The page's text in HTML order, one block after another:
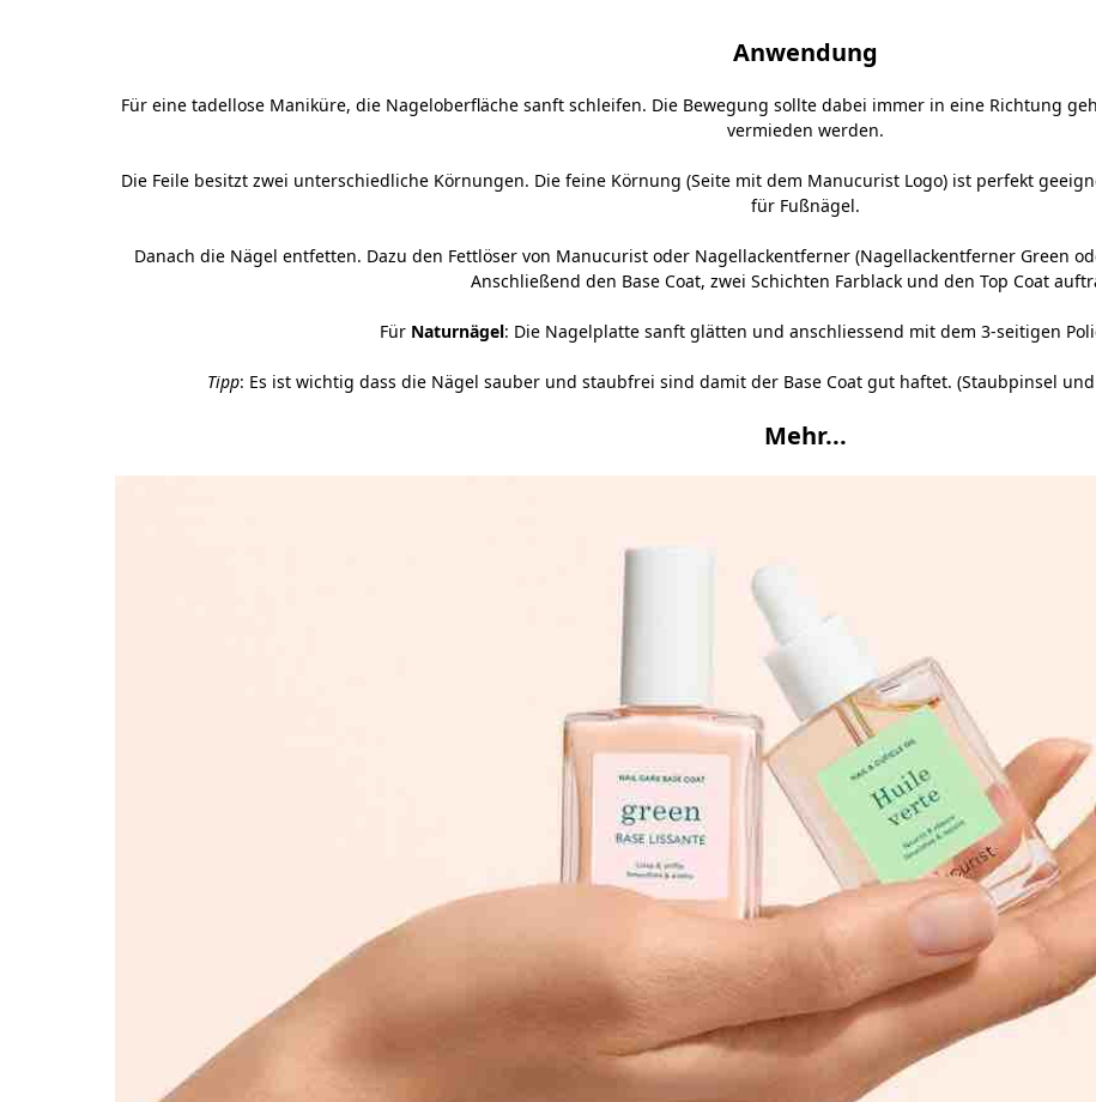
Anwendung
Für eine tadellose Maniküre, die Nageloberfläche sanft schleifen. Die Bewegung sollte dabei immer in eine Richtung
vermieden werden.
Die Feile besitzt zwei unterschiedliche Körnungen. Die feine Körnung (Seite mit dem Manucurist Logo) ist perfekt
für Fußnägel.
Danach die Nägel entfetten. Dazu den Fettlöser von Manucuristoder Nagellackentferner (Nagellackentferner Green
Anschließend den Base Coat, zwei Schichten Farblack und den Top Coat
Für Naturnägel: Die Nagelplatte sanft glätten und anschliessend mit dem 3-seitigen
Tipp: Es ist wichtig dass die Nägel sauber und staubfrei sind damit der Base Coat gut haftet. (Staubpinsel und
Mehr...